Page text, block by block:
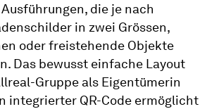
die je nach
in zwei Grössen,
oder freistehende Objekte
Das bewusst einfache Layout
Gruppe als Eigentümerin
integrierter QR-Code ermöglicht